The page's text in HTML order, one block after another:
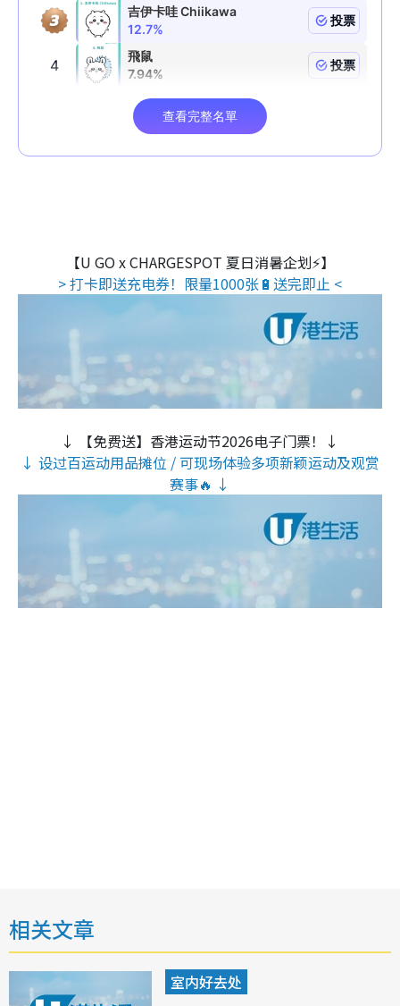
【U GO x CHARGESPOT 夏日消暑企划⚡】
> 打卡即送充电券！限量1000张🔋送完即止 <
↓ 【免费送】香港运动节2026电子门票！↓
↓ 设过百运动用品摊位 / 可现场体验多项新颖运动及观赏
赛事🔥 ↓
相关文章
室内好去处